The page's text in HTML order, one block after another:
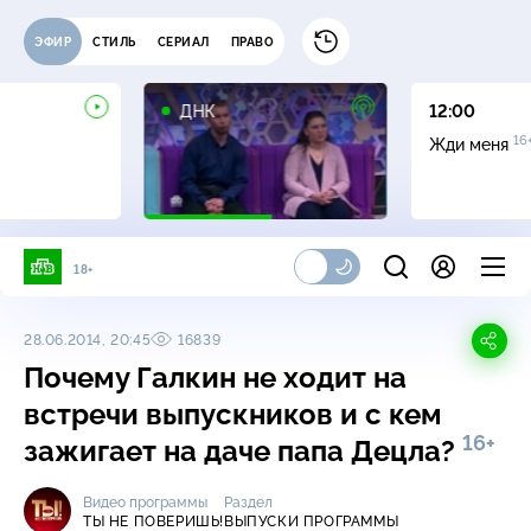
ЭФИР СТИЛЬ СЕРИАЛ ПРАВО
ДНК
16+
12:00
Жди меня
18+
28.06.2014, 20:45 16839
Почему Галкин не ходит на
встречи выпускников и с кем
зажигает на даче папа Децла? 16+
Видео программы
ТЫ НЕ ПОВЕРИШЬ!
Раздел
ВЫПУСКИ ПРОГРАММЫ